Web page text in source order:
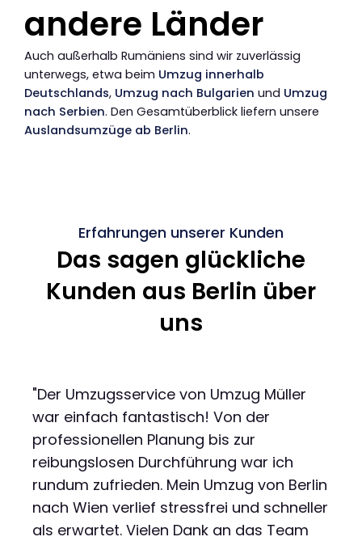
andere Länder
Auch außerhalb Rumäniens sind wir zuverlässig
unterwegs, etwa beim Umzug innerhalb
Deutschlands, Umzug nach Bulgarien und Umzug
nach Serbien. Den Gesamtüberblick liefern unsere
Auslandsumzüge ab Berlin.
Erfahrungen unserer Kunden
Das sagen glückliche
Kunden aus Berlin über
uns
"Der Umzugsservice von Umzug Müller
war einfach fantastisch! Von der
professionellen Planung bis zur
reibungslosen Durchführung war ich
rundum zufrieden. Mein Umzug von Berlin
nach Wien verlief stressfrei und schneller
als erwartet. Vielen Dank an das Team